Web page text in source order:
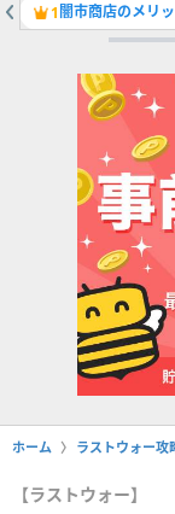
1 闇市商店のメリ
ホーム ラストウォー
【ラストウォー】